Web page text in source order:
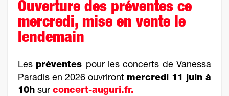
Ouverture des préventes ce
mercredi, mise en vente le
lendemain
Les préventes pour les concerts de Vanessa
Paradis en 2026 ouvriront mercredi 11 juin à
10h sur concert-auguri.fr.